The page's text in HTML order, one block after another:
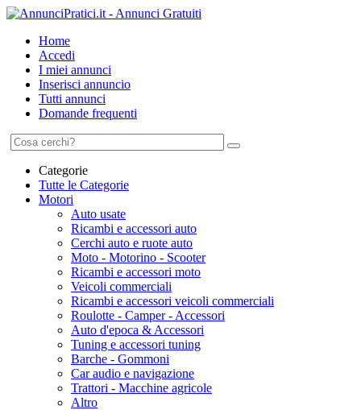
Home
Accedi
I miei annunci
Inserisci annuncio
Tutti annunci
Domande frequenti
Categorie
Tutte le Categorie
Motori
Auto usate
Ricambi e accessori auto
Cerchi auto e ruote auto
Moto - Motorino - Scooter
Ricambi e accessori moto
Veicoli commerciali
Ricambi e accessori veicoli commerciali
Roulotte - Camper - Accessori
Auto d'epoca & Accessori
Tuning e accessori tuning
Barche - Gommoni
Car audio e navigazione
Trattori - Macchine agricole
Altro